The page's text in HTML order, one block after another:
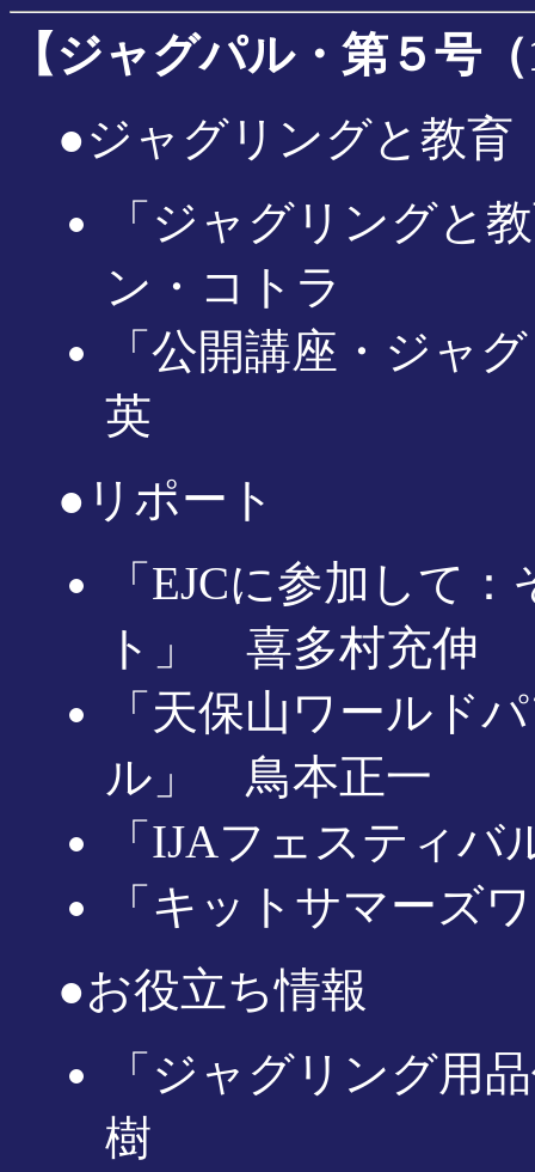
【ジャグパル・第５号
●ジャグリングと教育
「ジャグリングと
ン・コトラ
「公開講座・ジャ
英
●リポート
「EJCに参加して
ト」 喜多村充伸
「天保山ワールド
ル」 鳥本正一
「IJAフェスティ
「キットサマーズ
●お役立ち情報
「ジャグリング用
樹